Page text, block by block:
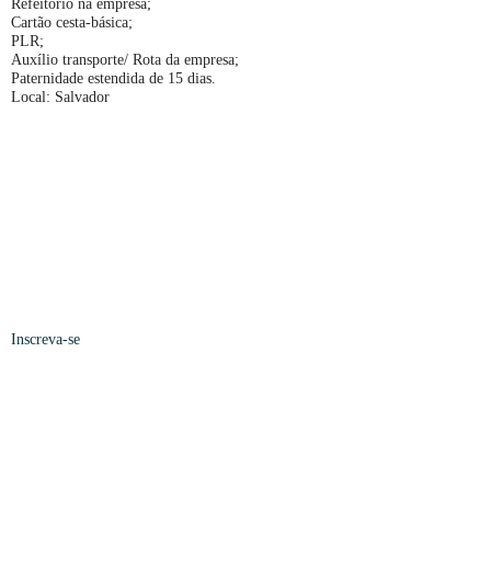
Refeitório na empresa;
Cartão cesta-básica;
PLR;
Auxílio transporte/ Rota da empresa;
Paternidade estendida de 15 dias.
Local: Salvador
Inscreva-se